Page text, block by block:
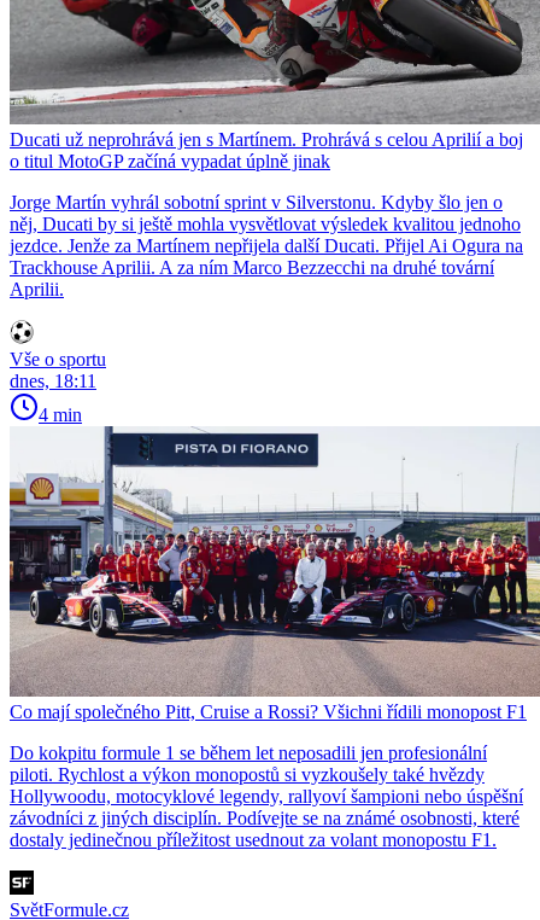
Ducati už neprohrává jen s Martínem. Prohrává s celou Aprilií a boj
o titul MotoGP začíná vypadat úplně jinak
Jorge Martín vyhrál sobotní sprint v Silverstonu. Kdyby šlo jen o
něj, Ducati by si ještě mohla vysvětlovat výsledek kvalitou jednoho
jezdce. Jenže za Martínem nepřijela další Ducati. Přijel Ai Ogura na
Trackhouse Aprilii. A za ním Marco Bezzecchi na druhé tovární
Aprilii.
Vše o sportu
dnes, 18:11
4 min
Co mají společného Pitt, Cruise a Rossi? Všichni řídili monopost F1
Do kokpitu formule 1 se během let neposadili jen profesionální
piloti. Rychlost a výkon monopostů si vyzkoušely také hvězdy
Hollywoodu, motocyklové legendy, rallyoví šampioni nebo úspěšní
závodníci z jiných disciplín. Podívejte se na známé osobnosti, které
dostaly jedinečnou příležitost usednout za volant monopostu F1.
SvětFormule.cz